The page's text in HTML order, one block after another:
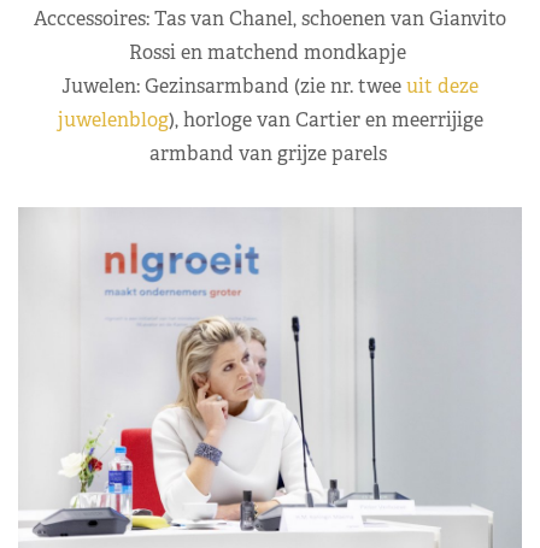
Acccessoires: Tas van Chanel, schoenen van Gianvito
Rossi en matchend mondkapje
Juwelen: Gezinsarmband (zie nr. tweeuit deze
juwelenblog), horloge van Cartier en meerrijige
armband van grijze parels